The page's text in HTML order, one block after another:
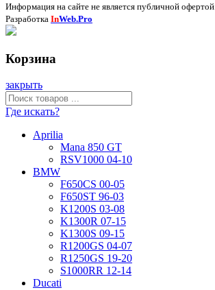
Информация на сайте не является публичной офертой.
Разработка InWeb.Pro
Корзина
закрыть
Где искать?
Aprilia
Mana 850 GT
RSV1000 04-10
BMW
F650CS 00-05
F650ST 96-03
K1200S 03-08
K1300R 07-15
K1300S 09-15
R1200GS 04-07
R1250GS 19-20
S1000RR 12-14
Ducati